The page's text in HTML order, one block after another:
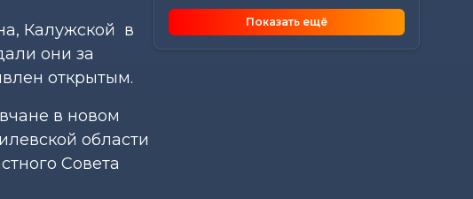
Калужской в
они за
открытым.
в новом
области
Совета
Общество -05.08.2026 15:45
Любовь и спорт: секреты
семейного счастья лучников
Показать ещё